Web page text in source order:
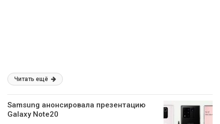
Читать ещё
Samsung анонсировала презентацию
Galaxy Note20